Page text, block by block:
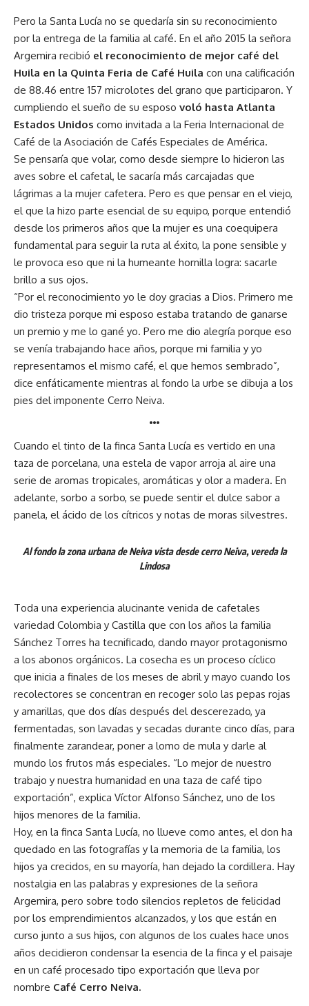
Pero la Santa Lucía no se quedaría sin su reconocimiento
por la entrega de la familia al café. En el año 2015 la señora
Argemira recibió el reconocimiento de mejor café del
Huila en la Quinta Feria de Café Huila con una calificación
de 88.46 entre 157 microlotes del grano que participaron. Y
cumpliendo el sueño de su esposo voló hasta Atlanta
Estados Unidos como invitada a la Feria Internacional de
Café de la Asociación de Cafés Especiales de América.
Se pensaría que volar, como desde siempre lo hicieron las
aves sobre el cafetal, le sacaría más carcajadas que
lágrimas a la mujer cafetera. Pero es que pensar en el viejo,
el que la hizo parte esencial de su equipo, porque entendió
desde los primeros años que la mujer es una coequipera
fundamental para seguir la ruta al éxito, la pone sensible y
le provoca eso que ni la humeante hornilla logra: sacarle
brillo a sus ojos.
“Por el reconocimiento yo le doy gracias a Dios. Primero me
dio tristeza porque mi esposo estaba tratando de ganarse
un premio y me lo gané yo. Pero me dio alegría porque eso
se venía trabajando hace años, porque mi familia y yo
representamos el mismo café, el que hemos sembrado”,
dice enfáticamente mientras al fondo la urbe se dibuja a los
pies del imponente Cerro Neiva.
…
Cuando el tinto de la finca Santa Lucía es vertido en una
taza de porcelana, una estela de vapor arroja al aire una
serie de aromas tropicales, aromáticas y olor a madera. En
adelante, sorbo a sorbo, se puede sentir el dulce sabor a
panela, el ácido de los cítricos y notas de moras silvestres.
Al fondo la zona urbana de Neiva vista desde cerro Neiva, vereda la
Lindosa
Toda una experiencia alucinante venida de cafetales
variedad Colombia y Castilla que con los años la familia
Sánchez Torres ha tecnificado, dando mayor protagonismo
a los abonos orgánicos. La cosecha es un proceso cíclico
que inicia a finales de los meses de abril y mayo cuando los
recolectores se concentran en recoger solo las pepas rojas
y amarillas, que dos días después del descerezado, ya
fermentadas, son lavadas y secadas durante cinco días, para
finalmente zarandear, poner a lomo de mula y darle al
mundo los frutos más especiales. “Lo mejor de nuestro
trabajo y nuestra humanidad en una taza de café tipo
exportación”, explica Víctor Alfonso Sánchez, uno de los
hijos menores de la familia.
Hoy, en la finca Santa Lucía, no llueve como antes, el don ha
quedado en las fotografías y la memoria de la familia, los
hijos ya crecidos, en su mayoría, han dejado la cordillera. Hay
nostalgia en las palabras y expresiones de la señora
Argemira, pero sobre todo silencios repletos de felicidad
por los emprendimientos alcanzados, y los que están en
curso junto a sus hijos, con algunos de los cuales hace unos
años decidieron condensar la esencia de la finca y el paisaje
en un café procesado tipo exportación que lleva por
nombre Café Cerro Neiva.